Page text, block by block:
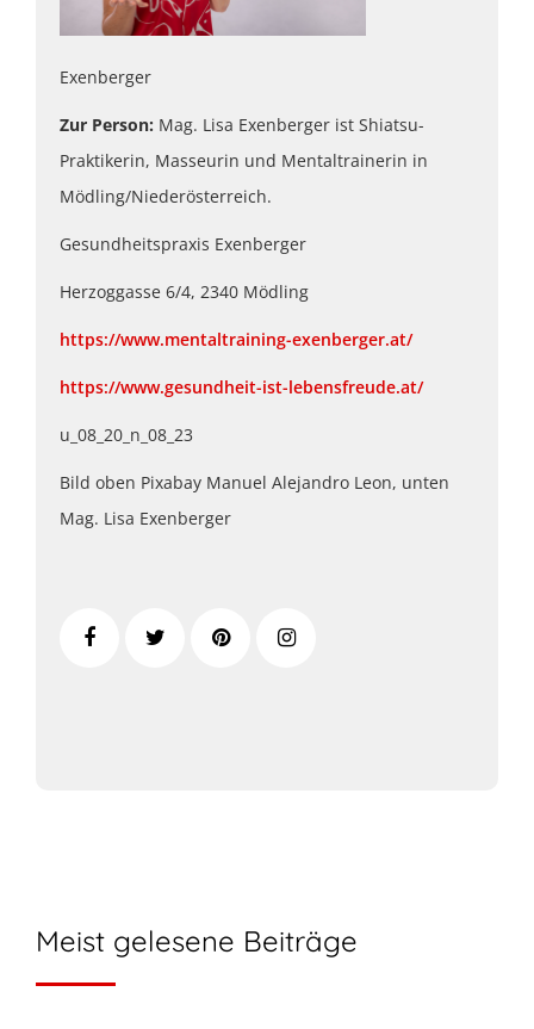
Exenberger
Zur Person: Mag. Lisa Exenberger ist Shiatsu-
Praktikerin, Masseurin und Mentaltrainerin in
Mödling/Niederösterreich.
Gesundheitspraxis Exenberger
Herzoggasse 6/4, 2340 Mödling
https://www.mentaltraining-exenberger.at/
https://www.gesundheit-ist-lebensfreude.at/
u_08_20_n_08_23
Bild oben Pixabay Manuel Alejandro Leon, unten
Mag. Lisa Exenberger
Meist gelesene Beiträge